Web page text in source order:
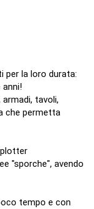
per la loro durata:
tavoli,
che permetta
"sporche", avendo
tempo e con